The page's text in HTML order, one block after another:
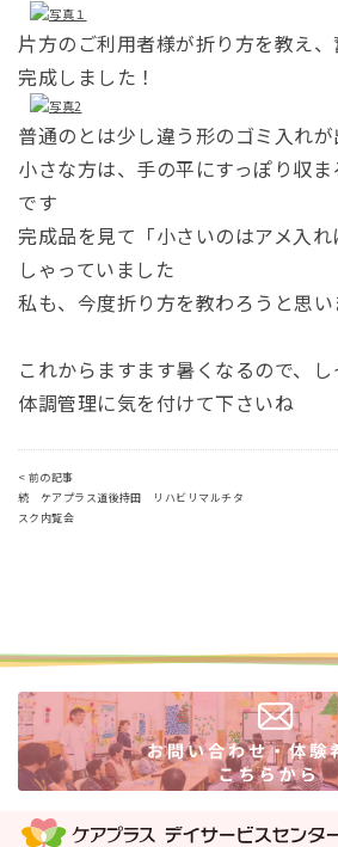
片方のご利用者様が折り方を教え
完成しました！
普通のとは少し違う形のゴミ入れ
小さな方は、手の平にすっぽり収
です
完成品を見て「小さいのはアメ入
しゃっていました
私も、今度折り方を教わろうと思い
これからますます暑くなるので、
体調管理に気を付けて下さいね
< 前の記事
続 ケアプラス道後持田 リハビリマルチタ
スク内覧会